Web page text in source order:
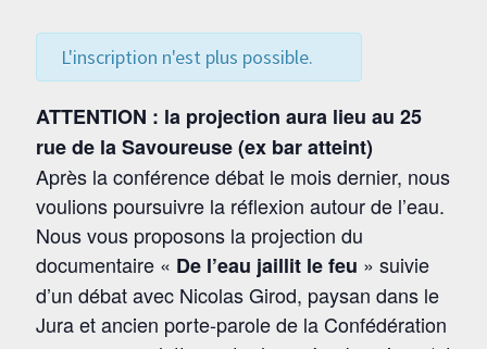
L'inscription n'est plus possible.
ATTENTION : la projection aura lieu au 25
rue de la Savoureuse (ex bar atteint)
Après la conférence débat le mois dernier, nous
voulions poursuivre la réflexion autour de l’eau.
Nous vous proposons la projection du
documentaire « De l’eau jaillit le feu » suivie
d’un débat avec Nicolas Girod, paysan dans le
Jura et ancien porte-parole de la Confédération